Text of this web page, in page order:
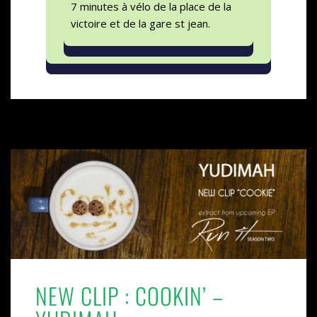
7 minutes à vélo de la place de la
victoire et de la gare st jean.
NEW CLIP : COOKIN’ –